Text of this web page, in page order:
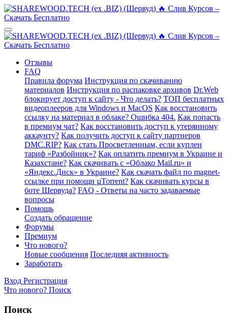
Отзывы
FAQ
Правила форума Инструкция по скачиванию
материалов Инструкция по распаковке архивов Dr.Web
блокирует доступ к сайту - Что делать? ТОП бесплатных
видеоплееров для Windows и MacOS Как восстановить
ссылку на материал в облаке? Ошибка 404. Как попасть
в премиум чат? Как восстановить доступ к утерянному
аккаунту? Как получить доступ к сайту партнеров
DMC.RIP? Как стать Просветленным, если куплен
тариф «Разбойник»? Как оплатить премиум в Украине и
Казахстане? Как скачивать с «Облако Mail.ru» и
«Яндекс.Диск» в Украине? Как скачать файл по magnet-
ссылке при помощи µTorrent? Как скачивать курсы в
боте Шервуда? FAQ - Ответы на часто задаваемые
вопросы
Помощь
Создать обращение
Форумы
Премиум
Что нового?
Новые сообщения Последняя активность
Заработать
Вход Регистрация
Что нового? Поиск
Поиск